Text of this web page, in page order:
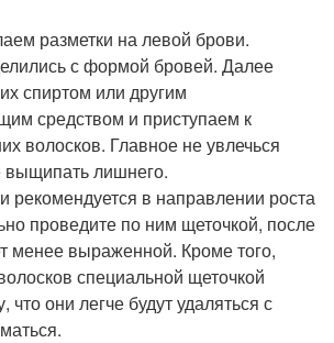
разметки на левой брови.
с формой бровей. Далее
спиртом или другим
средством и приступаем к
волосков. Главное не увлечься
выщипать лишнего.
рекомендуется в направлении роста
проведите по ним щеточкой, после
менее выраженной. Кроме того,
специальной щеточкой
что они легче будут удаляться с